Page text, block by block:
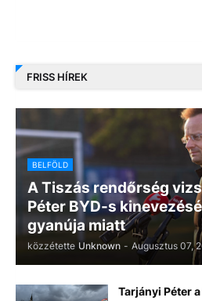
FRISS HÍREK
BELFÖLD
A Tiszás rendőrség
Péter BYD-s
gyanúja miatt
közzétette Unknown - Augusztus 07,
Tarjányi Péter